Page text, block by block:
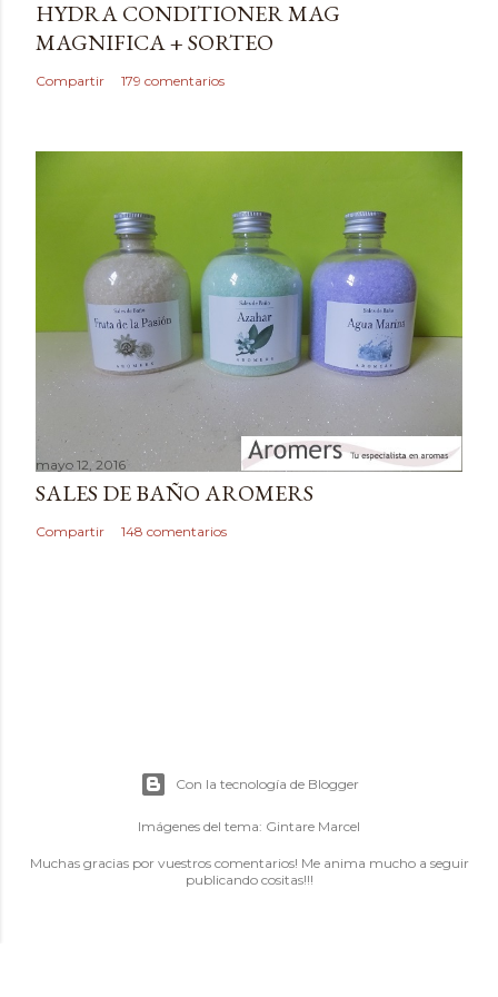
u
n
c
o
HYDRA CONDITIONER MAG
MAGNIFICA + SORTEO
Compartir 179 comentarios
mayo 12, 2016
SALES DE BAÑO AROMERS
Compartir 148 comentarios
Con la tecnología de Blogger
Imágenes del tema: Gintare Marcel
Muchas gracias por vuestros comentarios! Me anima mucho a seguir
publicando cositas!!!